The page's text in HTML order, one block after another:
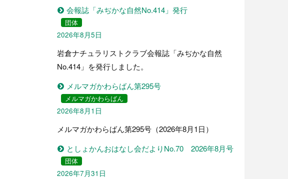
会報誌「みぢかな自然No.414」発行
団体
2026年8月5日
岩倉ナチュラリストクラブ会報誌「みぢかな自然
No.414」を発行しました。
メルマガかわらばん第295号
メルマガかわらばん
2026年8月1日
メルマガかわらばん第295号（2026年8月1日）
としょかんおはなし会だよりNo.70 2026年8月号
団体
2026年7月31日